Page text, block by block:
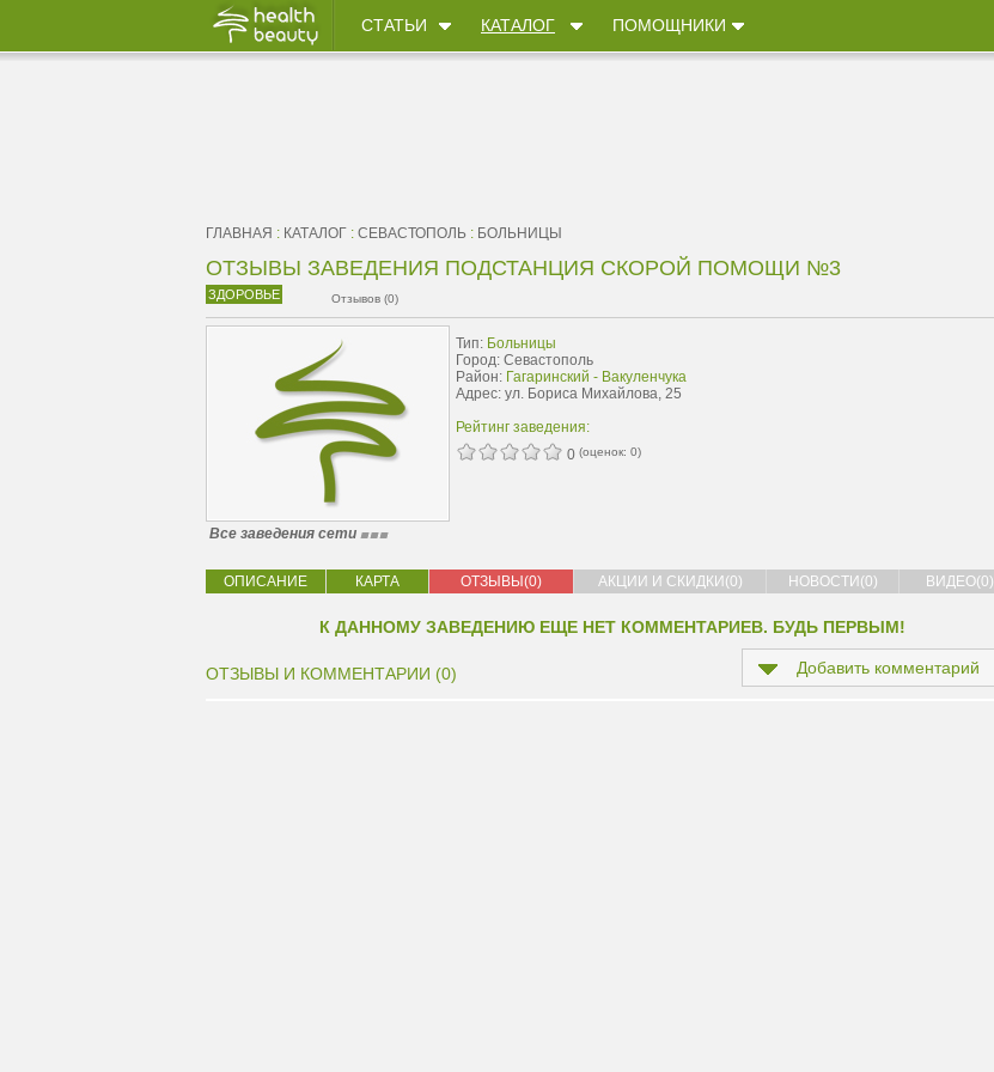
СТАТЬИ КАТАЛОГ ПОМОЩНИКИ
ГЛАВНАЯ : КАТАЛОГ : СЕВАСТОПОЛЬ : БОЛЬНИЦЫ
ОТЗЫВЫ ЗАВЕДЕНИЯ ПОДСТАНЦИЯ СКОРОЙ ПОМОЩИ №3
ЗДОРОВЬЕ Отзывов (0)
Тип: Больницы
Город: Севастополь
Район: Гагаринский - Вакуленчука
Адрес: ул. Бориса Михайлова, 25
Рейтинг заведения:
0 (оценок: 0)
Все заведения сети
ОПИСАНИЕ КАРТА ОТЗЫВЫ(0) АКЦИИ И СКИДКИ(0) НОВОСТИ(0) ВИДЕО(0)
К ДАННОМУ ЗАВЕДЕНИЮ ЕЩЕ НЕТ КОММЕНТАРИЕВ. БУДЬ ПЕРВЫМ!
ОТЗЫВЫ И КОММЕНТАРИИ (0) Добавить комментарий